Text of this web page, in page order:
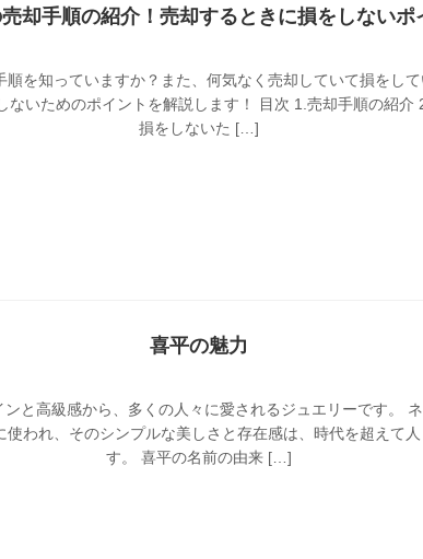
却手順の紹介！売却するときに損をしないポ
を知っていますか？また、何気なく売却していて損をして
ないためのポイントを解説します！ 目次 1.売却手順の紹介
損をしないた […]
喜平の魅力
と高級感から、多くの人々に愛されるジュエリーです。
使われ、そのシンプルな美しさと存在感は、時代を超えて
す。 喜平の名前の由来 […]